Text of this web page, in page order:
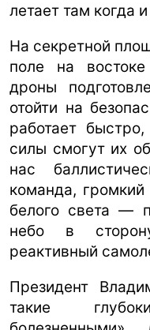
летает там когда
На секретной
поле на
дроны
отойти на
работает
силы смогут их
нас
команда,
белого света —
небо в
реактивный
Президент
такие